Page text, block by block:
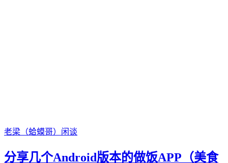
老梁（蛤蟆哥） 闲谈
分享几个Android版本的做饭APP（美食